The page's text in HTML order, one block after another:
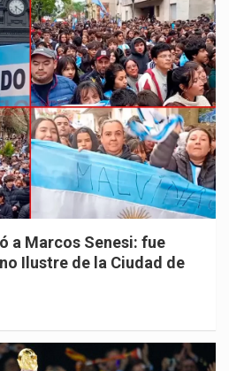
a Marcos Senesi: fue
Ilustre de la Ciudad de